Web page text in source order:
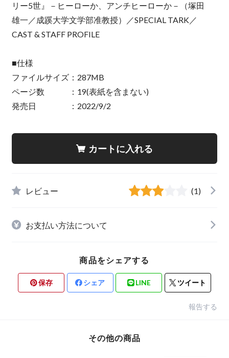
リー5世』－ヒーローか、アンチヒーローか－（塚田
雄一／成蹊大学文学部准教授）／SPECIAL TARK／
CAST & STAFF PROFILE
■仕様
ファイルサイズ：287MB
ページ数 ：19(表紙を含まない)
発売日 ：2022/9/2
カートに入れる
レビュー (1)
お支払い方法について
商品をシェアする
保存 シェア LINE ツイート
報告する
その他の商品